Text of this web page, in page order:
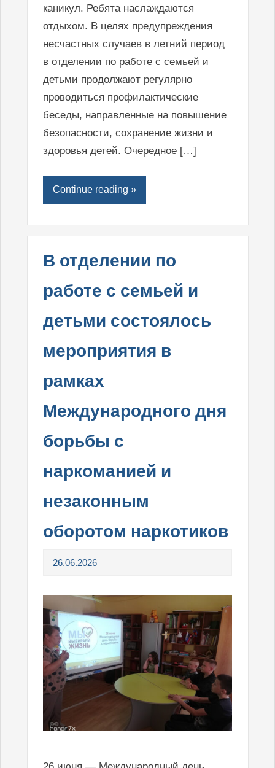
каникул. Ребята наслаждаются
отдыхом. В целях предупреждения
несчастных случаев в летний период
в отделении по работе с семьей и
детьми продолжают регулярно
проводиться профилактические
беседы, направленные на повышение
безопасности, сохранение жизни и
здоровья детей. Очередное […]
Continue reading »
В отделении по
работе с семьей и
детьми состоялось
мероприятия в
рамках
Международного дня
борьбы с
наркоманией и
незаконным
оборотом наркотиков
26.06.2026